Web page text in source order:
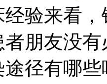
验来看
朋友没
径有哪些